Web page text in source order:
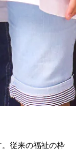
従来の福祉の枠